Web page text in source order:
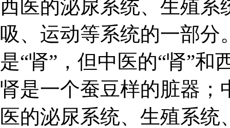
西医的泌尿系统、生殖
吸、运动等系统的一部分
是“肾”，但中医的“肾”和
肾是一个蚕豆样的脏器；
医的泌尿系统、生殖系